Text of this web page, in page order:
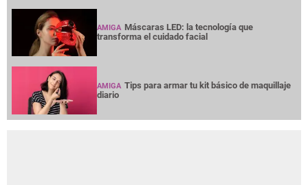
AMIGA Máscaras LED: la tecnología que
transforma el cuidado facial
AMIGA Tips para armar tu kit básico de maquillaje
diario